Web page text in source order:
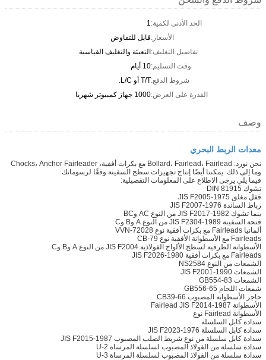
الحد الأدنى لكمية:1
الأسعار:قابل للتفاوض
تفاصيل التغليف:التعبئة والتغليف القياسية
وقت التسليم:10 أيام
شروط الدفع:T/T أو L/C.
القدرة على العرض:1000 جهاز كمبيوتر شهريا
وصف
معدات الربط البحري
نحن نورد: Bollard، Fairlead، Fairlead مع بكرات أفقية، Chocks، Anchor Fairleader
وما إلى ذلك. يمكننا أيضًا إنتاج تجهيزات سطح السفينة وفقًا لرسوماتك.
فيما يلي يرجى الاطلاع على المعلومات التفصيلية:
تشوك DIN 81915
قفل مغلق JIS F2005-1975
رباط الساندة JIS F2007-1976
بنما تشوك JIS F2017-1982 من النوع AC وBC
فتحة السفينة JIS F2304-1989 من النوع A وB وC
ألمانيا Fairleads مع بكرات أفقية نوع VVN-72028
Fairleads مع الأسطوانة الأفقية نوع CB-79
الأسطوانة الطرفية لسطح الألواح الفولاذية JIS F2004 من النوع A وB وC
Fairleads مع بكرات أفقية JIS F2026-1980
الشمعات من النوع NS2584
الشمعات JIS F2001-1990
الشمعات GB554-83
شمعات اللحام GB556-65
حاجز الأسطوانة المصبوب CB39-66
الأسطوانة Fairlead JIS F2014-1987
الأسطوانة Fairlead نوع
سدادة كابل السلسلة
سدادة كابل السلسلة JIS F2023-1976
سدادة كابل سلسلة من نوع شريط الصلب المصبوب JIS F2015-1987
سدادة سلسلة من الفولاذ المصبوب لسلسلة المرساة U-2
سدادة سلسلة من الفولاذ المصبوب لسلسلة المرساة U-3